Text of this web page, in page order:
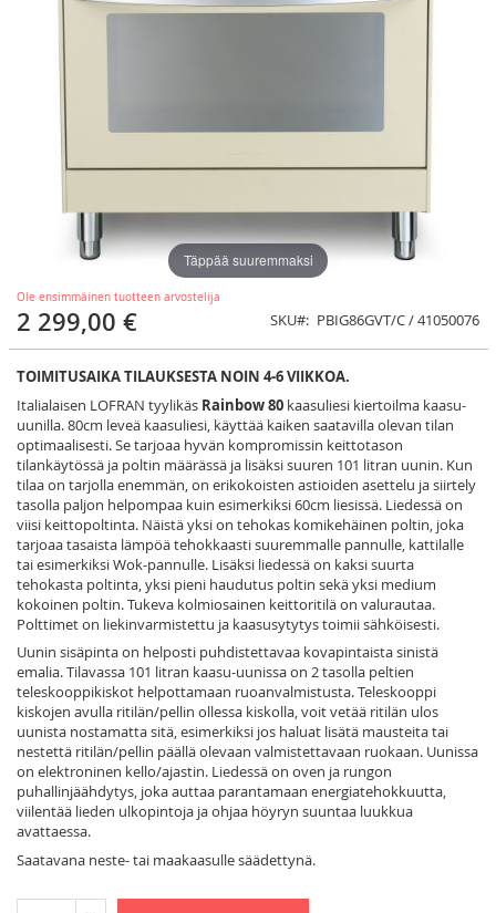
Ole ensimmäinen tuotteen arvostelija
2 299,00 € SKU PBIG86GVT/C / 41050076
TOIMITUSAIKA TILAUKSESTA NOIN 4-6 VIIKKOA.
Italialaisen LOFRAN tyylikäs Rainbow 80 kaasuliesi kiertoilma kaasu-
uunilla. 80cm leveä kaasuliesi, käyttää kaiken saatavilla olevan tilan
optimaalisesti. Se tarjoaa hyvän kompromissin keittotason
tilankäytössä ja poltin määrässä ja lisäksi suuren 101 litran uunin. Kun
tilaa on tarjolla enemmän, on erikokoisten astioiden asettelu ja siirtely
tasolla paljon helpompaa kuin esimerkiksi 60cm liesissä. Liedessä on
viisi keittopoltinta. Näistä yksi on tehokas komikehäinen poltin, joka
tarjoaa tasaista lämpöä tehokkaasti suuremmalle pannulle, kattilalle
tai esimerkiksi Wok-pannulle. Lisäksi liedessä on kaksi suurta
tehokasta poltinta, yksi pieni haudutus poltin sekä yksi medium
kokoinen poltin. Tukeva kolmiosainen keittoritilä on valurautaa.
Polttimet on liekinvarmistettu ja kaasusytytys toimii sähköisesti.
Uunin sisäpinta on helposti puhdistettavaa kovapintaista sinistä
emalia. Tilavassa 101 litran kaasu-uunissa on 2 tasolla peltien
teleskooppikiskot helpottamaan ruoanvalmistusta. Teleskooppi
kiskojen avulla ritilän/pellin ollessa kiskolla, voit vetää ritilän ulos
uunista nostamatta sitä, esimerkiksi jos haluat lisätä mausteita tai
nestettä ritilän/pellin päällä olevaan valmistettavaan ruokaan. Uunissa
on elektroninen kello/ajastin. Liedessä on oven ja rungon
puhallinjäähdytys, joka auttaa parantamaan energiatehokkuutta,
viilentää lieden ulkopintoja ja ohjaa höyryn suuntaa luukkua
avattaessa.
Saatavana neste- tai maakaasulle säädettynä.
Täppää suuremmaksi